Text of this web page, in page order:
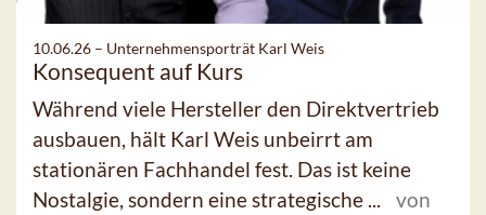
10.06.26 – Unternehmensporträt Karl Weis
Konsequent auf Kurs
Während viele Hersteller den Direktvertrieb
ausbauen, hält Karl Weis unbeirrt am
stationären Fachhandel fest. Das ist keine
Nostalgie, sondern eine strategische ...
von